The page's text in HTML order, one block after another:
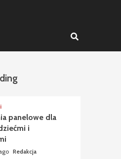
panelowe dla
i
Redakcja